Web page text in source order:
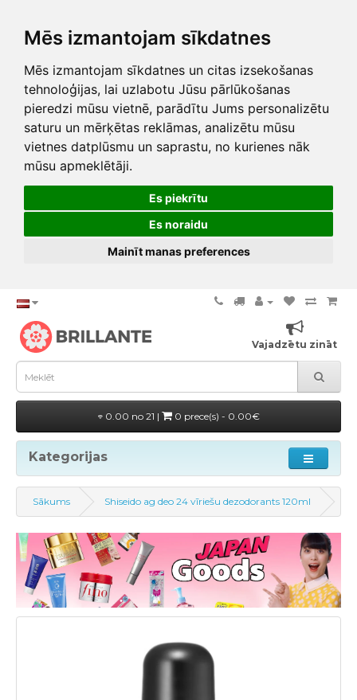
Mēs izmantojam sīkdatnes
Mēs izmantojam sīkdatnes un citas izsekošanas
tehnoloģijas, lai uzlabotu Jūsu pārlūkošanas
pieredzi mūsu vietnē, parādītu Jums personalizētu
saturu un mērķētas reklāmas, analizētu mūsu
vietnes datplūsmu un saprastu, no kurienes nāk
mūsu apmeklētāji.
Es piekrītu
Es noraidu
Mainīt manas preferences
Vajadzētu zināt
0.00 no 21 | 0 prece(s) - 0.00€
Kategorijas
Sākums Shiseido ag deo 24 vīriešu dezodorants 120ml